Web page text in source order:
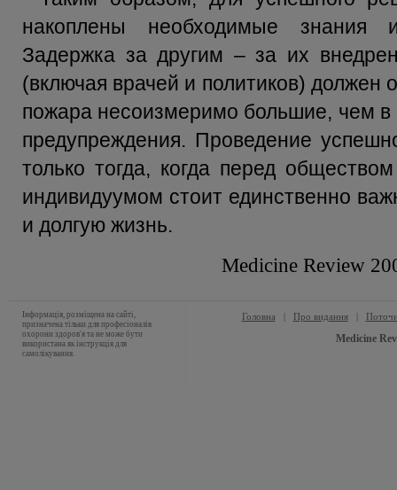
накоплены необходимые знания
Задержка за другим – за их
(включая врачей и политиков) должен
пожара несоизмеримо большие, чем в
предупреждения. Проведение
только тогда, когда перед
индивидуумом стоит единственно
и долгую жизнь.
Medicine Review
Інформація, розміщена на сайті,
призначена тільки для професіоналів
охорони здоров'я та не може бути
використана як інструкція для
самолікування.
Головна | Про видання |
Medicine